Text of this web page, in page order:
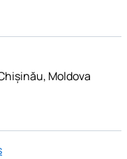
Moldova